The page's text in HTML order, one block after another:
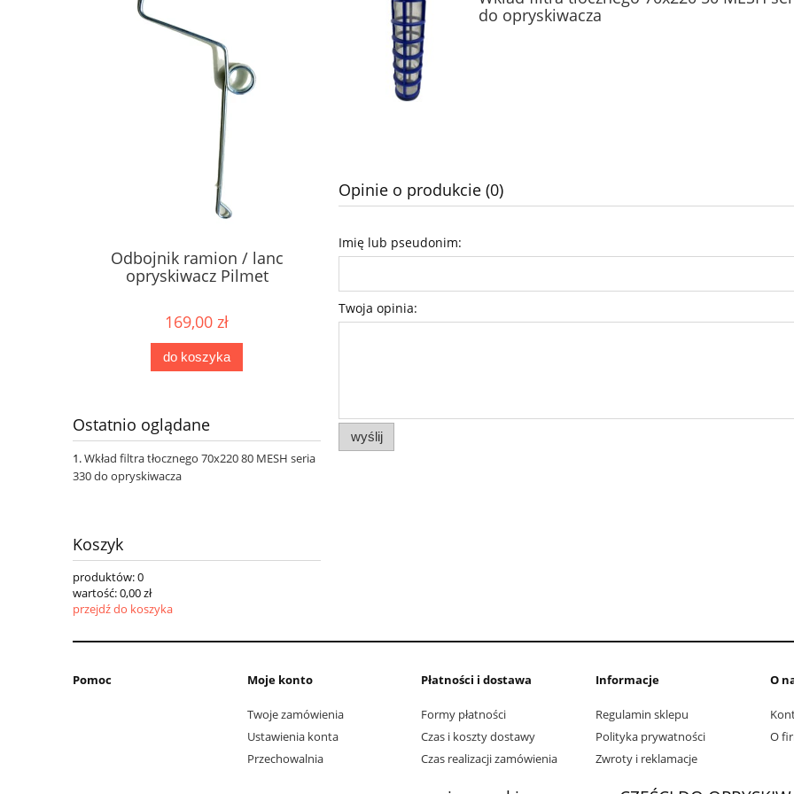
Odbojnik ramion / lanc
opryskiwacz Pilmet
169,00 zł
do koszyka
Ostatnio oglądane
Wkład filtra tłocznego 70x220 80 MESH seria
330 do opryskiwacza
Koszyk
produktów:0
wartość:0,00 zł
przejdź do koszyka
do opryskiwacza
Opinie o produkcie (0)
Imię lub pseudonim:
Twoja opinia:
wyślij
Pomoc Moje konto
Twoje zamówienia
Ustawienia konta
Przechowalnia
Płatności i dostawa
Formy płatności
Czas i koszty dostawy
Czas realizacji zamówienia
Informacje
Regulamin sklepu
Polityka prywatności
Zwroty i reklamacje
O
O